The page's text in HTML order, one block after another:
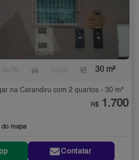
30 m²
na Carandiru com 2 quartos - 30 m²
do mapa
R$ 1.700
Contatar